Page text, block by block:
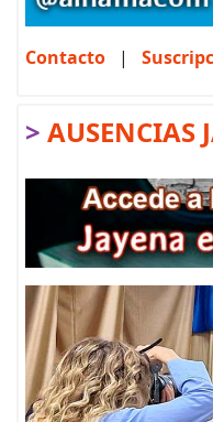
Contacto |
> AUSENCIAS